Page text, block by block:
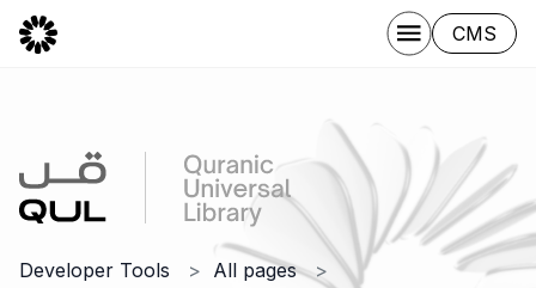
CMS
Developer Tools
All pages